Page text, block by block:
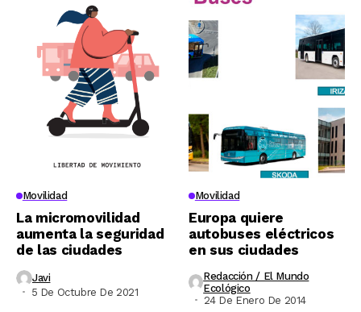
Movilidad
La micromovilidad
aumenta la seguridad
de las ciudades
Javi
5 De Octubre De 2021
Movilidad
Europa quiere
autobuses eléctricos
en sus ciudades
Redacción / El Mundo
Ecológico
24 De Enero De 2014